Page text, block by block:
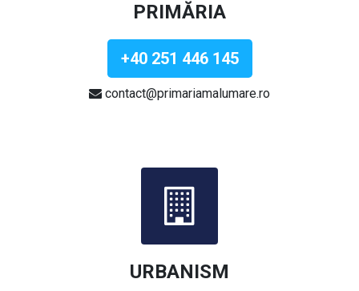
PRIMĂRIA
+40 251 446 145
contact@primariamalumare.ro
URBANISM